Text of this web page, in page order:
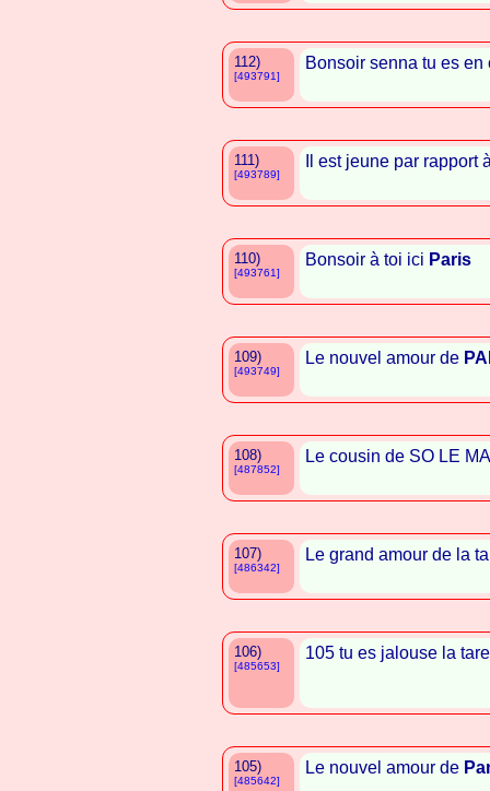
112)
[493791]
Bonsoir senna tu es
111)
[493789]
Il est jeune par
110)
[493761]
Bonsoir à toi ici Paris
109)
[493749]
Le nouvel amour de
108)
[487852]
Le cousin de SO LE MA
107)
[486342]
Le grand amour de la
106)
[485653]
105 tu es jalouse la
105)
[485642]
Le nouvel amour de